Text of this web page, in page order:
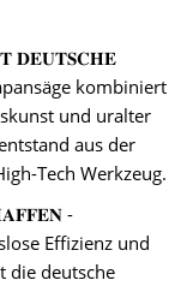
𝐃𝐄𝐔𝐓𝐒𝐂𝐇𝐄
kombiniert
und uralter
aus der
Tech Werkzeug.
-
Effizienz und
die deutsche